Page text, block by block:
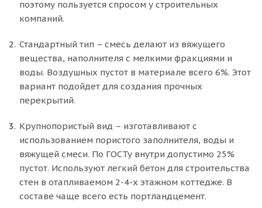
поэтому пользуется спросом у строительных
компаний.
Стандартный тип – смесь делают из вяжущего
вещества, наполнителя с мелкими фракциями и
воды. Воздушных пустот в материале всего 6%. Этот
вариант подойдет для создания прочных
перекрытий.
Крупнопористый вид – изготавливают с
использованием пористого заполнителя, воды и
вяжущей смеси. По ГОСТу внутри допустимо 25%
пустот. Используют легкий бетон для строительства
стен в отапливаемом 2-4-х этажном коттедже. В
составе чаще всего есть портландцемент.